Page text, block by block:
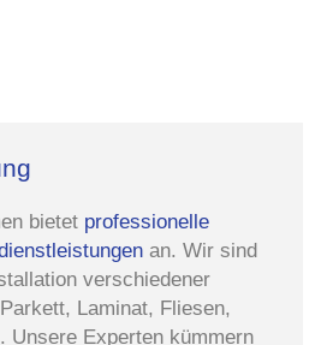
bietet professionelle
an. Wir sind
verschiedener
Laminat, Fliesen,
Unsere Experten kümmern